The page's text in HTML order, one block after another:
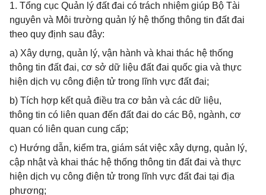
1. Tổng cục Quản lý đất đai có trách nhiệm giúp Bộ Tài
nguyên và Môi trường quản lý hệ thống thông tin đất đai
theo quy định sau đây:
a) Xây dựng, quản lý, vận hành và khai thác hệ thống
thông tin đất đai, cơ sở dữ liệu đất đai quốc gia và thực
hiện dịch vụ công điện tử trong lĩnh vực đất đai;
b) Tích hợp kết quả điều tra cơ bản và các dữ liệu,
thông tin có liên quan đến đất đai do các Bộ, ngành, cơ
quan có liên quan cung cấp;
c) Hướng dẫn, kiểm tra, giám sát việc xây dựng, quản lý,
cập nhật và khai thác hệ thống thông tin đất đai và thực
hiện dịch vụ công điện tử trong lĩnh vực đất đai tại địa
phương;